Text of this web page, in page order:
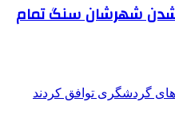
شدن شهرشان سنگ تمام